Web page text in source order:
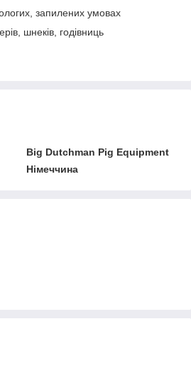
запилених умовах
шнеків, годівниць
Big Dutchman Pig Equipment
Німеччина